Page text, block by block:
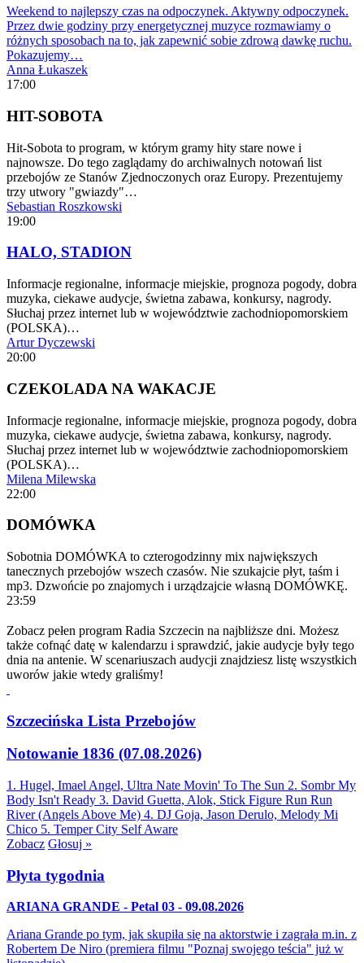
Weekend to najlepszy czas na odpoczynek. Aktywny odpoczynek.
Przez dwie godziny przy energetycznej muzyce rozmawiamy o
różnych sposobach na to, jak zapewnić sobie zdrową dawkę ruchu.
Pokazujemy…
Anna Łukaszek
17:00
HIT-SOBOTA
Hit-Sobota to program, w którym gramy hity stare nowe i
najnowsze. Do tego zaglądamy do archiwalnych notowań list
przebojów ze Stanów Zjednoczonych oraz Europy. Prezentujemy
trzy utwory "gwiazdy"…
Sebastian Roszkowski
19:00
HALO, STADION
Informacje regionalne, informacje miejskie, prognoza pogody, dobra
muzyka, ciekawe audycje, świetna zabawa, konkursy, nagrody.
Słuchaj przez internet lub w województwie zachodniopomorskiem
(POLSKA)…
Artur Dyczewski
20:00
CZEKOLADA NA WAKACJE
Informacje regionalne, informacje miejskie, prognoza pogody, dobra
muzyka, ciekawe audycje, świetna zabawa, konkursy, nagrody.
Słuchaj przez internet lub w województwie zachodniopomorskiem
(POLSKA)…
Milena Milewska
22:00
DOMÓWKA
Sobotnia DOMÓWKA to czterogodzinny mix największych
tanecznych przebojów wszech czasów. Nie szukajcie płyt, taśm i
mp3. Dzwońcie po znajomych i urządzajcie własną DOMÓWKĘ.
23:59
Zobacz pełen program Radia Szczecin na najbliższe dni. Możesz
także cofnąć datę w kalendarzu i sprawdzić, jakie audycje były tego
dnia na antenie. W scenariuszach audycji znajdziesz listę wszystkich
uworów jakie wtedy graliśmy!
Szczecińska Lista Przebojów
Notowanie 1836 (07.08.2026)
1. Hugel, Imael Angel, Ultra Nate Movin' To The Sun 2. Sombr My
Body Isn't Ready 3. David Guetta, Alok, Stick Figure Run Run
River (Angels Above Me) 4. DJ Goja, Jason Derulo, Melody Mi
Chico 5. Temper City Self Aware
Zobacz Głosuj »
Płyta tygodnia
ARIANA GRANDE - Petal 03 - 09.08.2026
Ariana Grande po tym, jak skupiła się na aktorstwie i zagrała m.in. z
Robertem De Niro (premiera filmu "Poznaj swojego teścia" już w